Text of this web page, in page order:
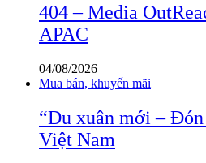
404 – Media
APAC
04/08/2026
Mua bán, khuyến mãi
“Du xuân mới –
Việt Nam